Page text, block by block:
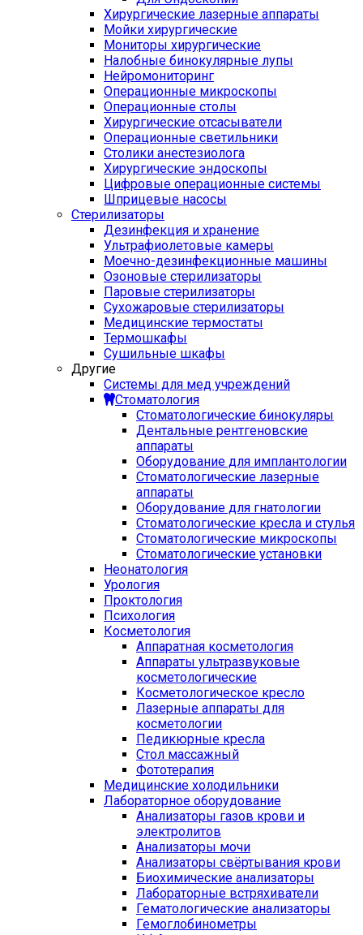
Хирургические лазерные аппараты
Мойки хирургические
Мониторы хирургические
Налобные бинокулярные лупы
Нейромониторинг
Операционные микроскопы
Операционные столы
Хирургические отсасыватели
Операционные светильники
Столики анестезиолога
Хирургические эндоскопы
Цифровые операционные системы
Шприцевые насосы
Стерилизаторы
Дезинфекция и хранение
Ультрафиолетовые камеры
Моечно-дезинфекционные машины
Озоновые стерилизаторы
Паровые стерилизаторы
Сухожаровые стерилизаторы
Медицинские термостаты
Термошкафы
Сушильные шкафы
Другие
Системы для мед учреждений
Стоматология
Стоматологические бинокуляры
Дентальные рентгеновские
аппараты
Оборудование для имплантологии
Стоматологические лазерные
аппараты
Оборудование для гнатологии
Стоматологические кресла и стулья
Стоматологические микроскопы
Стоматологические установки
Неонатология
Урология
Проктология
Психология
Косметология
Аппаратная косметология
Аппараты ультразвуковые
косметологические
Косметологическое кресло
Лазерные аппараты для
косметологии
Педикюрные кресла
Стол массажный
Фототерапия
Медицинские холодильники
Лабораторное оборудование
Анализаторы газов крови и
электролитов
Анализаторы мочи
Анализаторы свёртывания крови
Биохимические анализаторы
Лабораторные встряхиватели
Гематологические анализаторы
Гемоглобинометры